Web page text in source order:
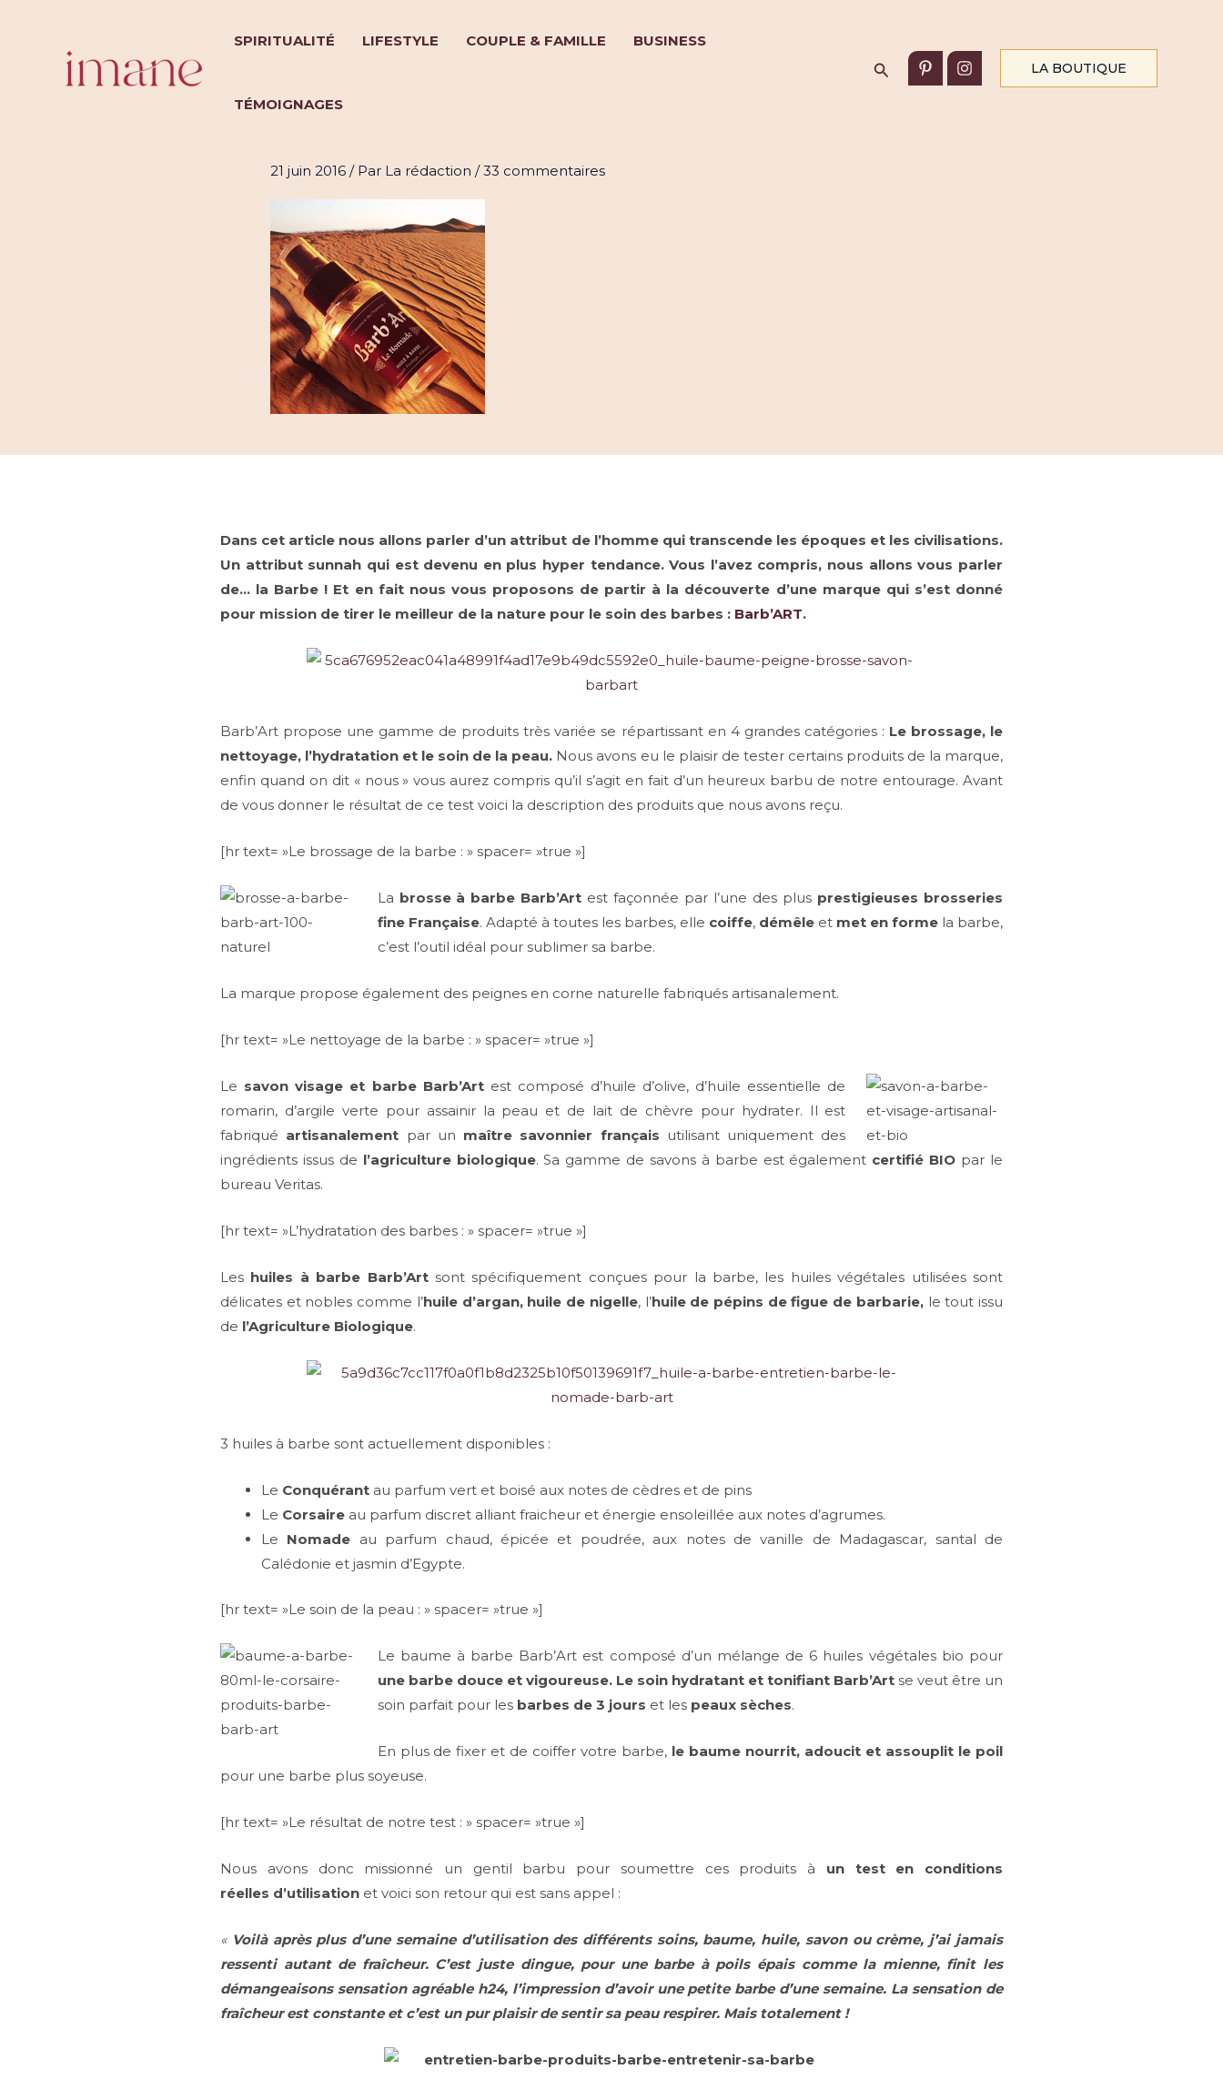
SPIRITUALITÉ LIFESTYLE COUPLE & FAMILLE BUSINESS
TÉMOIGNAGES
Rechercher LA BOUTIQUE
21 juin 2016 / Par La rédaction /33 commentaires
Dans cet article nous allons parler d’un attribut de l’homme qui transcende les époques et les civilisations.
Un attribut sunnah qui est devenu en plus hyper tendance. Vous l’avez compris, nous allons vous parler
de… la Barbe ! Et en fait nous vous proposons de partir à la découverte d’une marque qui s’est donné
pour mission de tirer le meilleur de la nature pour le soin des barbes : Barb’ART.
Barb’Art propose une gamme de produits très variée se répartissant en 4 grandes catégories : Le brossage, le
nettoyage, l’hydratation et le soin de la peau. Nous avons eu le plaisir de tester certains produits de la marque,
enfin quand on dit « nous » vous aurez compris qu’il s’agit en fait d’un heureux barbu de notre entourage. Avant
de vous donner le résultat de ce test voici la description des produits que nous avons reçu.
[hr text= »Le brossage de la barbe : » spacer= »true »]
La brosse à barbe Barb’Art est façonnée par l’une des plus prestigieuses brosseries
fine Française. Adapté à toutes les barbes, elle coiffe, démêleet met en formela barbe,
c’est l’outil idéal pour sublimer sa barbe.
La marque propose également des peignes en corne naturelle fabriqués artisanalement.
[hr text= »Le nettoyage de la barbe : » spacer= »true »]
Le savon visage et barbe Barb’Artest composé d’huile d’olive, d’huile essentielle de
romarin, d’argile verte pour assainir la peau et de lait de chèvre pour hydrater. Il est
fabriqué artisanalement par un maître savonnier français utilisant uniquement des
ingrédients issus de l’agriculture biologique. Sa gamme de savons à barbe est également certifié BIO par le
bureau Veritas.
[hr text= »L’hydratation des barbes : » spacer= »true »]
Les huiles à barbe Barb’Artsont spécifiquement conçues pour la barbe, les huiles végétales utilisées sont
délicates et nobles comme l’huile d’argan, huile de nigelle, l’huile de pépins de figue de barbarie,le tout issu
de l’Agriculture Biologique.
3 huiles à barbe sont actuellement disponibles :
Le Conquérant au parfum vert et boisé aux notes de cèdres et de pins
Le Corsaire au parfum discret alliant fraicheur et énergie ensoleillée aux notes d’agrumes.
Le Nomade au parfum chaud, épicée et poudrée, aux notes de vanille de Madagascar, santal de
Calédonie et jasmin d’Egypte.
[hr text= »Le soin de la peau : » spacer= »true »]
Le baume à barbe Barb’Art est composé d’un mélange de 6 huiles végétales bio pour
une barbe douce et vigoureuse. Le soin hydratant et tonifiant Barb’Art se veut être un
soin parfait pour lesbarbes de 3 jours et les peaux sèches.
En plus de fixer et de coiffer votre barbe, le baume nourrit, adoucit et assouplit le poil
pour une barbe plus soyeuse.
[hr text= »Le résultat de notre test : » spacer= »true »]
Nous avons donc missionné un gentil barbu pour soumettre ces produits à un test en conditions
réelles d’utilisation et voici son retour qui est sans appel :
« Voilà après plus d’une semaine d’utilisation des différents soins, baume, huile, savon ou crème, j’ai jamais
ressenti autant de fraîcheur. C’est juste dingue, pour une barbe à poils épais comme la mienne, finit les
démangeaisons sensation agréable h24, l’impression d’avoir une petite barbe d’une semaine. La sensation de
fraîcheur est constante et c’est un pur plaisir de sentir sa peau respirer. Mais totalement !